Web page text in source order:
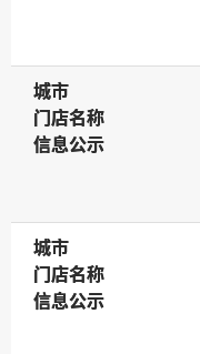
城市
城市
门店名称
门店名称
信息公示
信息公示
城市
城市
门店名称
门店名称
信息公示
信息公示